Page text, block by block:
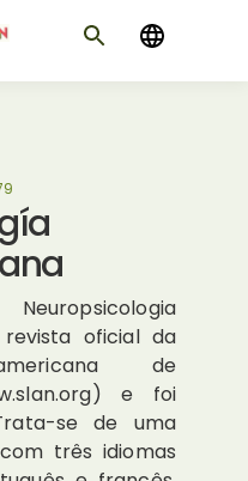
oficial da
de
e foi
se de uma
três idiomas